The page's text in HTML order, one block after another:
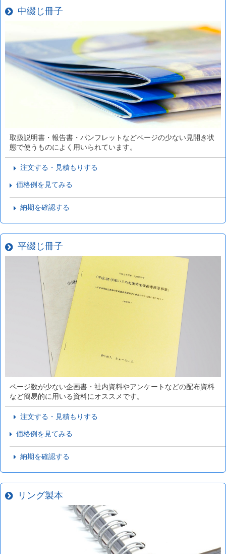
中綴じ冊子
取扱説明書・報告書・パンフレットなどページの少ない見開き状
態で使うものによく用いられています。
注文する・見積もりする
価格例を見てみる
納期を確認する
平綴じ冊子
ページ数が少ない企画書・社内資料やアンケートなどの配布資料
など簡易的に用いる資料にオススメです。
注文する・見積もりする
価格例を見てみる
納期を確認する
リング製本